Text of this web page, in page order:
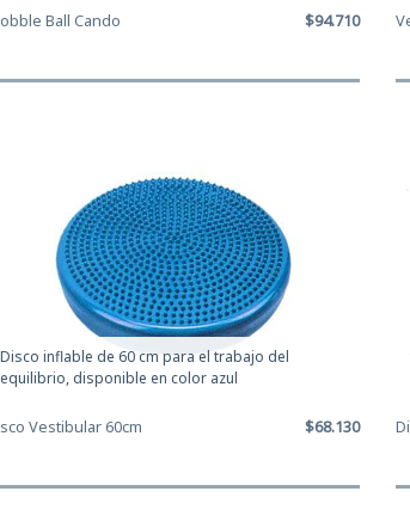
Vestibular |
Ball Cando $94.710
Disco inflable de 60 cm para el trabajo del
equilibrio, disponible en color azul
Vestibular 60cm $68.130